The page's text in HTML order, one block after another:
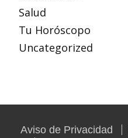
Salud
Tu Horóscopo
Uncategorized
Aviso de Privacidad